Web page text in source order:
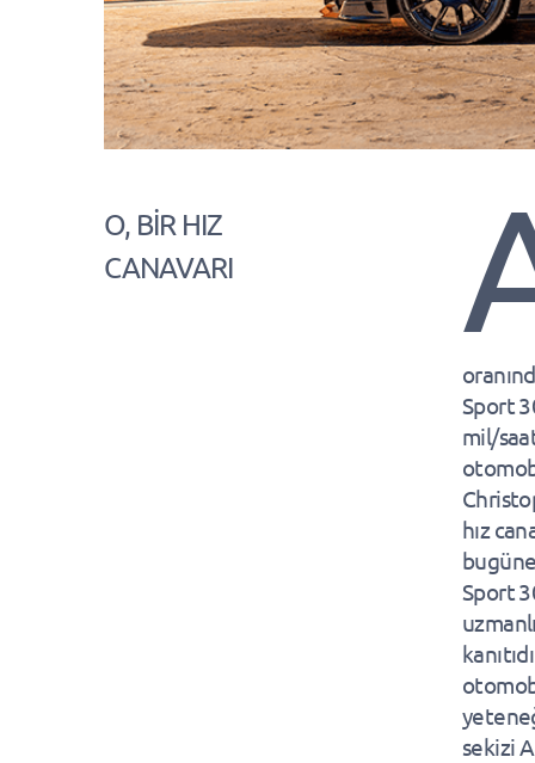
O, BİR HIZ
CANAVARI
Sport
mil/
hız
Sport
sekizi